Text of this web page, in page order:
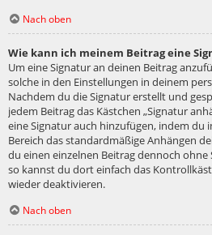
Nach oben
Wie kann ich meinem Beitrag eine
Um eine Signatur an deinen Beitrag
solche in den Einstellungen in deinem
Nachdem du die Signatur erstellt und
jedem Beitrag das Kästchen „Signatur
eine Signatur auch hinzufügen, indem du
Bereich das standardmäßige Anhängen
du einen einzelnen Beitrag dennoch
so kannst du dort einfach das
wieder deaktivieren.
Nach oben